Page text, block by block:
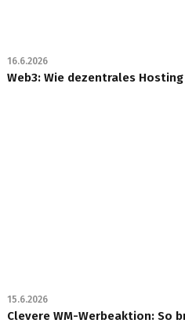
16.6.2026
Web3: Wie dezentrales
15.6.2026
Clevere WM-Werbeaktion: So